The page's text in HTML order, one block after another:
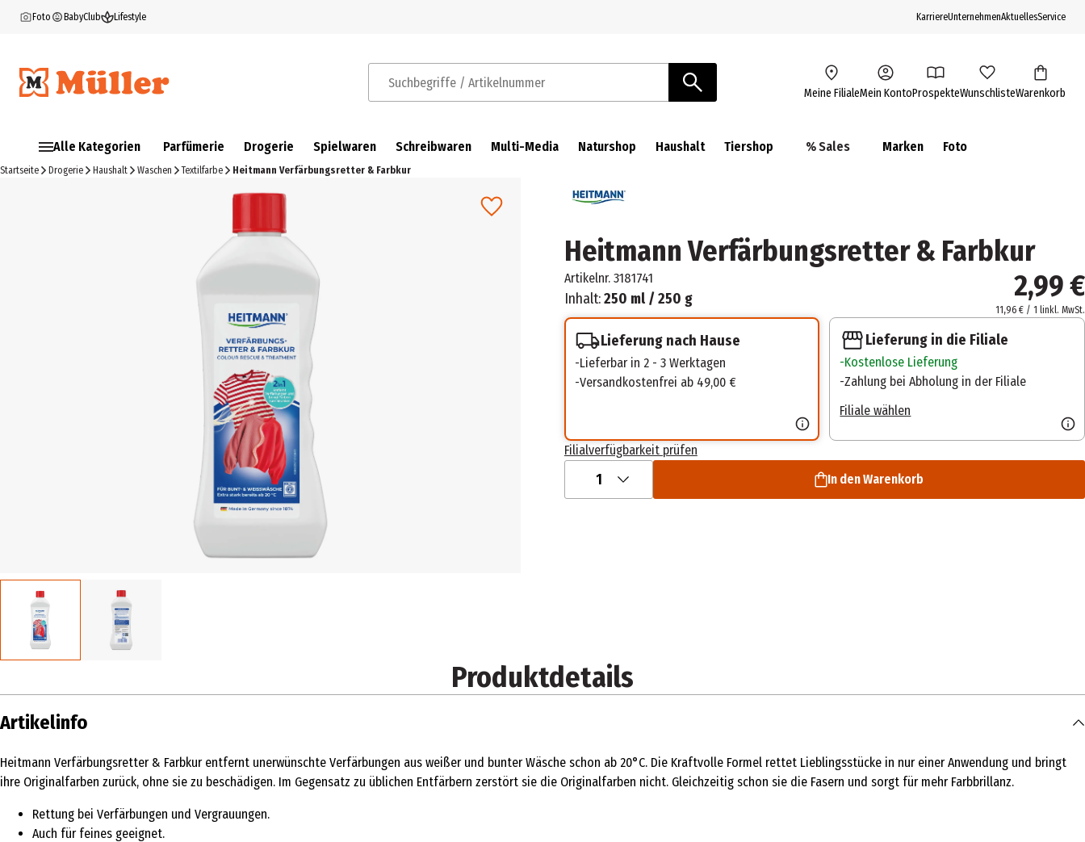
Foto BabyClub Lifestyle KarriereUnternehmenAktuellesService
Suchbegriffe / Artikelnummer Meine FilialeMein KontoProspekteWunschlisteWarenkorb
Alle Kategorien Parfümerie Drogerie Spielwaren Schreibwaren Multi-Media Naturshop Haushalt Tiershop % Sales Marken Foto
Startseite Drogerie Haushalt Waschen Textilfarbe Heitmann Verfärbungsretter & Farbkur
Heitmann Verfärbungsretter & Farbkur
Artikelnr. 3181741
Inhalt:250 ml / 250 g 2,99 €
11,96 € / 1 linkl. MwSt.
Lieferung nach Hause
Lieferbar in 2 - 3 Werktagen
Versandkostenfrei ab 49,00 €
Lieferung in die Filiale
Kostenlose Lieferung
Zahlung bei Abholung in der Filiale
Filiale wählen
Filialverfügbarkeit prüfen
1 In den Warenkorb
Produktdetails
Artikelinfo
Heitmann Verfärbungsretter & Farbkur entfernt unerwünschte Verfärbungen aus weißer und bunter Wäsche schon ab 20°C. Die Kraftvolle Formel rettet Lieblingsstücke in nur einer Anwendung und bringt
ihre Originalfarben zurück, ohne sie zu beschädigen. Im Gegensatz zu üblichen Entfärbern zerstört sie die Originalfarben nicht. Gleichzeitig schon sie die Fasern und sorgt für mehr Farbbrillanz.
Rettung bei Verfärbungen und Vergrauungen.
Auch für feines geeignet.